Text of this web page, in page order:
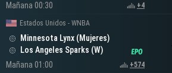
Mañana 00:30
+4
Estados Unidos - WNBA
Minnesota Lynx (Mujeres)
Los Angeles Sparks (W)
Mañana 01:00
+574